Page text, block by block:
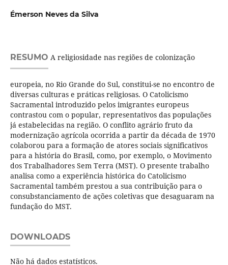
Émerson Neves da Silva
RESUMO A religiosidade nas regiões de colonização
europeia, no Rio Grande do Sul, constitui-se no encontro de
diversas culturas e práticas religiosas. O Catolicismo
Sacramental introduzido pelos imigrantes europeus
contrastou com o popular, representativos das populações
já estabelecidas na região. O conflito agrário fruto da
modernização agrícola ocorrida a partir da década de 1970
colaborou para a formação de atores sociais significativos
para a história do Brasil, como, por exemplo, o Movimento
dos Trabalhadores Sem Terra (MST). O presente trabalho
analisa como a experiência histórica do Catolicismo
Sacramental também prestou a sua contribuição para o
consubstanciamento de ações coletivas que desaguaram na
fundação do MST.
DOWNLOADS
Não há dados estatísticos.